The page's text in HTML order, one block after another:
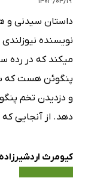
داستان سیدنی و
نویسنده
میکند که در رده
پنگوئن هست که
و دزدیدن تخم
دهد. از آنجایی
کیومرث اردشیرزاده